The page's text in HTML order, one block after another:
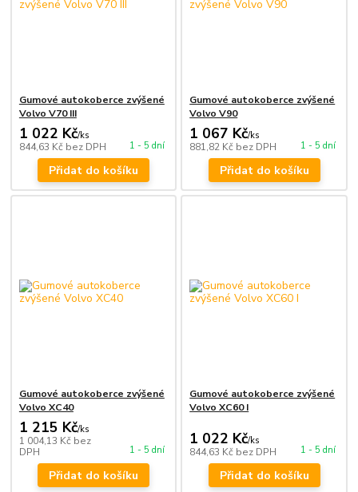
Gumové autokoberce zvýšené
Volvo V70 III
1 022 Kč/ks
844,63 Kč bez DPH 1 - 5 dní
Přidat do košíku
Gumové autokoberce zvýšené
Volvo V90
1 067 Kč/ks
881,82 Kč bez DPH 1 - 5 dní
Přidat do košíku
Gumové autokoberce zvýšené
Volvo XC40
1 215 Kč/ks
1 004,13 Kč bez
DPH
1 - 5 dní
Přidat do košíku
Gumové autokoberce zvýšené
Volvo XC60 I
1 022 Kč/ks
844,63 Kč bez DPH 1 - 5 dní
Přidat do košíku